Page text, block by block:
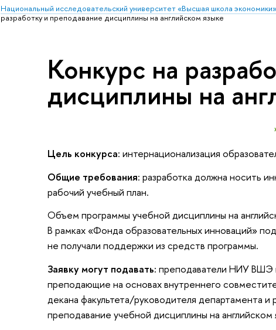
Национальный исследовательский университет «Высшая школа экономики»
разработку и преподавание дисциплины на английском языке
Конкурс на
дисциплины на
Цель конкурса: интернационализация
Общие требования: разработка должна носить
рабочий учебный план.
Объем программы учебной дисциплины на
В рамках «Фонда образовательных инноваций»
не получали поддержки из средств программы.
Заявку могут подавать: преподаватели НИУ ВШЭ
преподающие на основах внутреннего
декана факультета/руководителя департамента
преподавание учебной дисциплины на английском